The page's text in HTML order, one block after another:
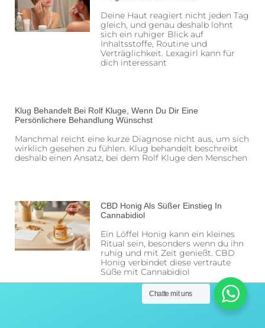
Deine Haut reagiert nicht jeden Tag
gleich, und genau deshalb lohnt
sich ein ruhiger Blick auf
Inhaltsstoffe, Routine und
Verträglichkeit. Lexagirl kann für
dich interessant
Klug Behandelt Bei Rolf Kluge, Wenn Du Dir Eine
Persönlichere Behandlung Wünschst
Manchmal reicht eine kurze Diagnose nicht aus, um sich
wirklich gesehen zu fühlen. Klug behandelt beschreibt
deshalb einen Ansatz, bei dem Rolf Kluge den Menschen
CBD Honig Als Süßer Einstieg In
Cannabidiol
Ein Löffel Honig kann ein kleines
Ritual sein, besonders wenn du ihn
ruhig und mit Zeit genießt. CBD
Honig verbindet diese vertraute
Süße mit Cannabidiol
Chatte mit uns